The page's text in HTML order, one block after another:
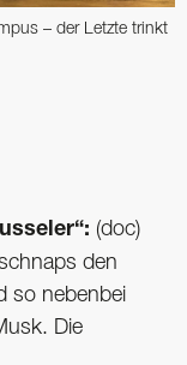
– der Letzte trinkt
(doc)
den
so nebenbei
Die